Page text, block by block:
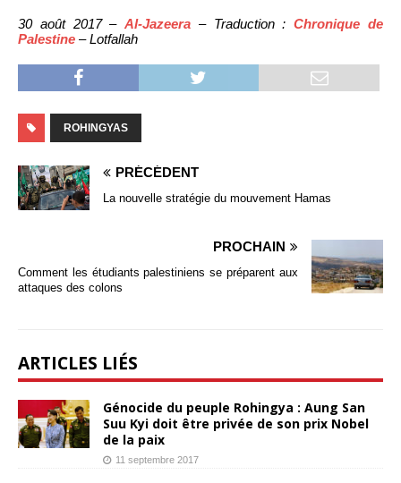
30 août 2017 –Al-Jazeera – Traduction :Chronique de
Palestine – Lotfallah
ROHINGYAS
PRÉCÉDENT
La nouvelle stratégie du mouvement Hamas
PROCHAIN
Comment les étudiants palestiniens se préparent aux
attaques des colons
ARTICLES LIÉS
Génocide du peuple Rohingya : Aung San
Suu Kyi doit être privée de son prix Nobel
de la paix
11 septembre 2017